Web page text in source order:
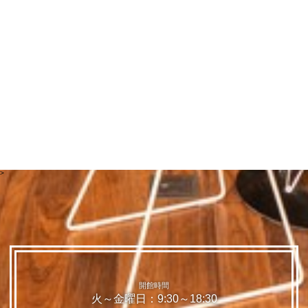
>
開館時間
火～金曜日：9:30～18:30